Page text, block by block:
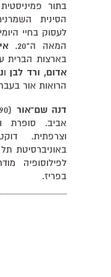
בתור
הסינית
לעסוק בחיי
המאה ה־20.
בארצות הברית
אדום, ורד לבן ו
הרואות אור
דנה שם־אור
אביב. סופרת
וצרפתית.
באוניברסיטת
לפילוסופיה
בפריז.